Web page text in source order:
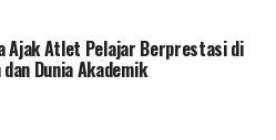
Ajak Atlet Pelajar Berprestasi di
Dunia Akademik